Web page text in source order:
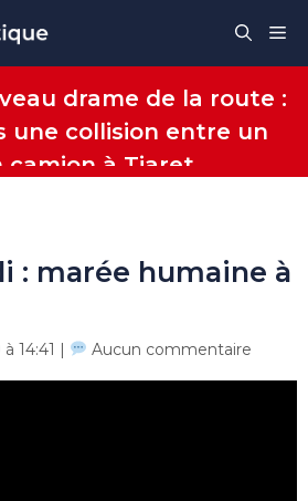
drame de la route :
une collision entre un
à Tiaret
: marée humaine à
14:41 | Aucun commentaire